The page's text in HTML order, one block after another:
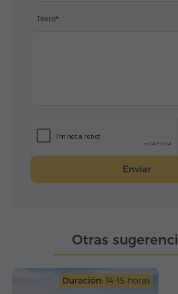
Texto
Enviar
Otras
Duración: 14-15 horas